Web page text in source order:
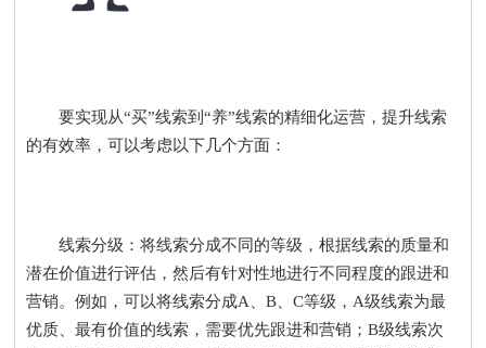
要实现从“买”线索到“养”线索的精细化运营，提升线索
的有效率，可以考虑以下几个方面：
线索分级：将线索分成不同的等级，根据线索的质量和
潜在价值进行评估，然后有针对性地进行不同程度的跟进和
营销。例如，可以将线索分成A、B、C等级，A级线索为最
优质、最有价值的线索，需要优先跟进和营销；B级线索次